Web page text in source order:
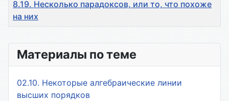
8.19. Несколько парадоксов, или то, что похоже
на них
Материалы по теме
02.10. Некоторые алгебраические линии
высших порядков